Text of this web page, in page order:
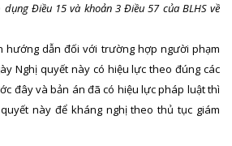
Điều 15 và khoản 3 Điều 57 của BLHS về
hướng dẫn đối với trường hợp người phạm
Nghị quyết này có hiệu lực theo đúng các
đây và bản án đã có hiệu lực pháp luật thì
này để kháng nghị theo thủ tục giám